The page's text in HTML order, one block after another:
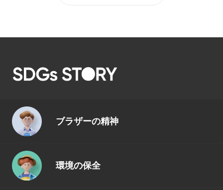
ブラザーの精神
環境の保全